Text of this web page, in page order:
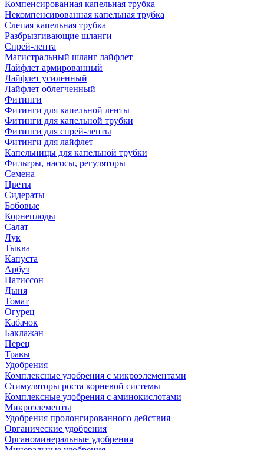
Компенсированная капельная трубка
Некомпенсированная капельная трубка
Слепая капельная трубка
Разбрызгивающие шланги
Спрей-лента
Магистральный шланг лайфлет
Лайфлет армированный
Лайфлет усиленный
Лайфлет облегченный
Фитинги
Фитинги для капельной ленты
Фитинги для капельной трубки
Фитинги для спрей-ленты
Фитинги для лайфлет
Капельницы для капельной трубки
Фильтры, насосы, регуляторы
Семена
Цветы
Сидераты
Бобовые
Корнеплоды
Салат
Лук
Тыква
Капуста
Арбуз
Патиссон
Дыня
Томат
Огурец
Кабачок
Баклажан
Перец
Травы
Удобрения
Комплексные удобрения с микроэлементами
Стимуляторы роста корневой системы
Комплексные удобрения с аминокислотами
Микроэлементы
Удобрения пролонгированного действия
Органические удобрения
Органоминеральные удобрения